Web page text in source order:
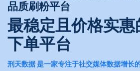
品质刷粉平台
最稳定且价格实
下单平台
刑天数据是一家专注于社交媒体数据增长